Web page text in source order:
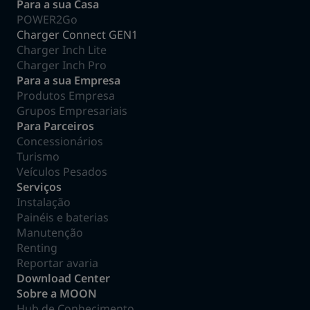
Para a sua Casa
POWER2Go
Charger Connect GEN1
Charger Inch Lite
Charger Inch Pro
Para a sua Empresa
Produtos Empresa
Grupos Empresariais
Para Parceiros
Concessionários
Turismo
Veículos Pesados
Serviços
Instalação
Painéis e baterias
Manutenção
Renting
Reportar avaria
Download Center
Sobre a MOON